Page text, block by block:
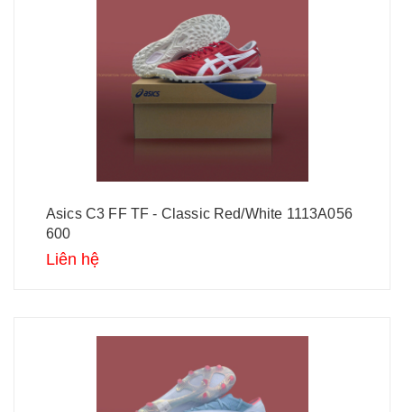
Asics C3 FF TF - Classic Red/White 1113A056
600
Liên hệ